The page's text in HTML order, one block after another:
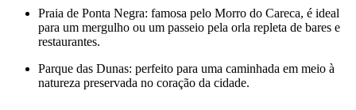
Praia de Ponta Negra: famosa pelo Morro do Careca, é ideal
para um mergulho ou um passeio pela orla repleta de bares e
restaurantes.
Parque das Dunas: perfeito para uma caminhada em meio à
natureza preservada no coração da cidade.